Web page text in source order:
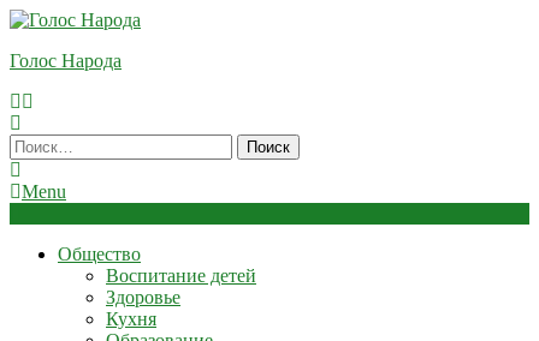
Skip
Content
Голос Народа
Найти:
Menu
Общество
Воспитание детей
Здоровье
Кухня